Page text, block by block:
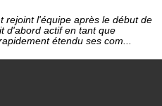
rejoint l'équipe après le début de
d'abord actif en tant que
étendu ses com...